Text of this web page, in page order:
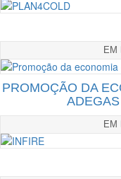
EM
PROMOÇÃO DA
EM